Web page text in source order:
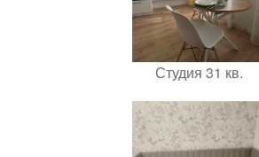
Студия 31 кв.